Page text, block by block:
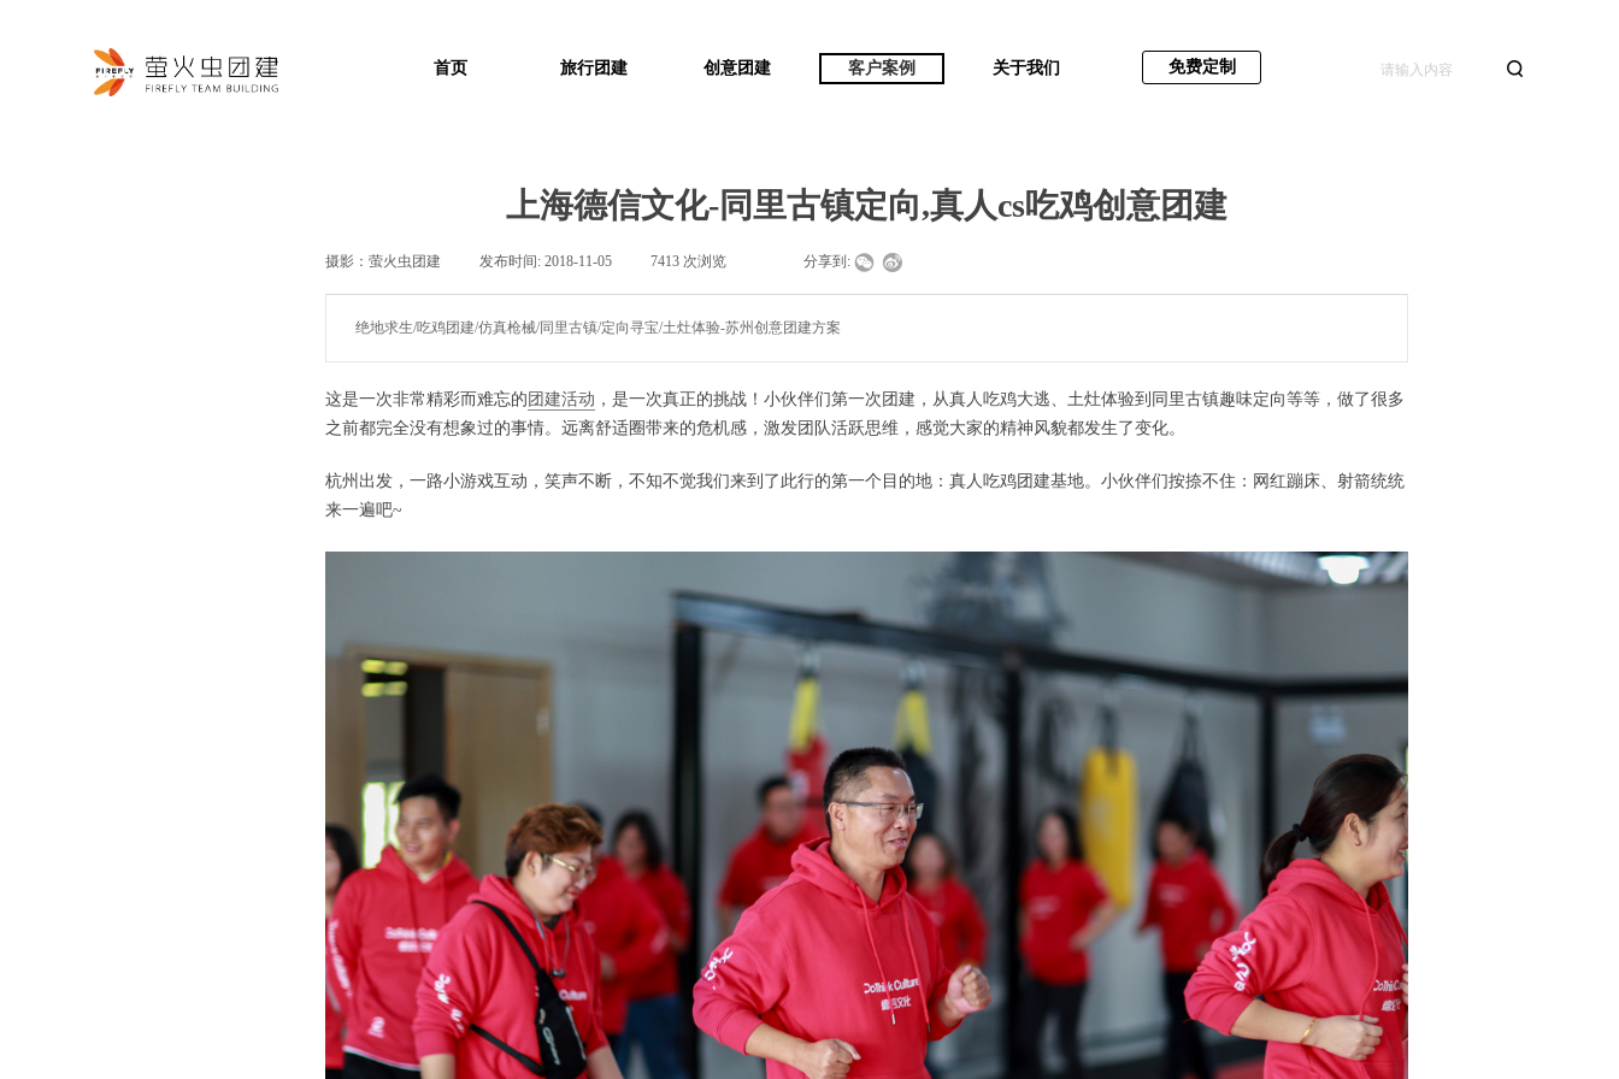
首页 旅行团建 创意团建 客户案例 关于我们 免费定制
上海德信文化-同里古镇定向,真人cs吃鸡创意团建
摄影： 萤火虫团建 发布时间: 2018-11-05 7413 次浏览 分享到:
绝地求生/吃鸡团建/仿真枪械/同里古镇/定向寻宝/土灶体验-苏州创意团建方案
这是一次非常精彩而难忘的团建活动 ，是一次真正的挑战！小伙伴们第一次团建，从真人吃鸡大逃、土灶体验到同里古镇趣味定向等等，做了很多
之前都完全没有想象过的事情。远离舒适圈带来的危机感，激发团队活跃思维，感觉大家的精神风貌都发生了变化。
杭州出发，一路小游戏互动，笑声不断，不知不觉我们来到了此行的第一个目的地：真人吃鸡团建基地。 小伙伴们按捺不住：网红蹦床、射箭统统
来一遍吧~